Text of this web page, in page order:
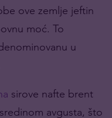
ove zemlje jeftin
moć. To
u
sirove nafte brent
avgusta, što